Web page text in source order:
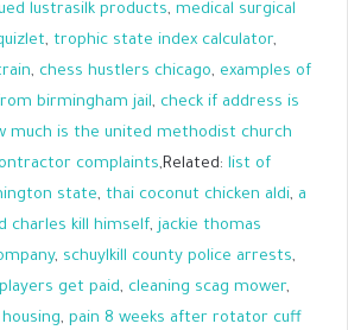
lustrasilk products, medical surgical
, trophic state index calculator,
, chess hustlers chicago, examples of
birmingham jail, check if address is
much is the united methodist church
complaints,Related: list of
state, thai coconut chicken aldi, a
charles kill himself, jackie thomas
, schuylkill county police arrests,
get paid, cleaning scag mower,
, pain 8 weeks after rotator cuff